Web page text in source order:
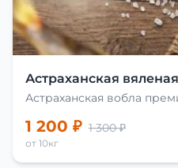
Астраханская
Астраханская вобла
1 200 ₽ 1 300 ₽
от 10кг